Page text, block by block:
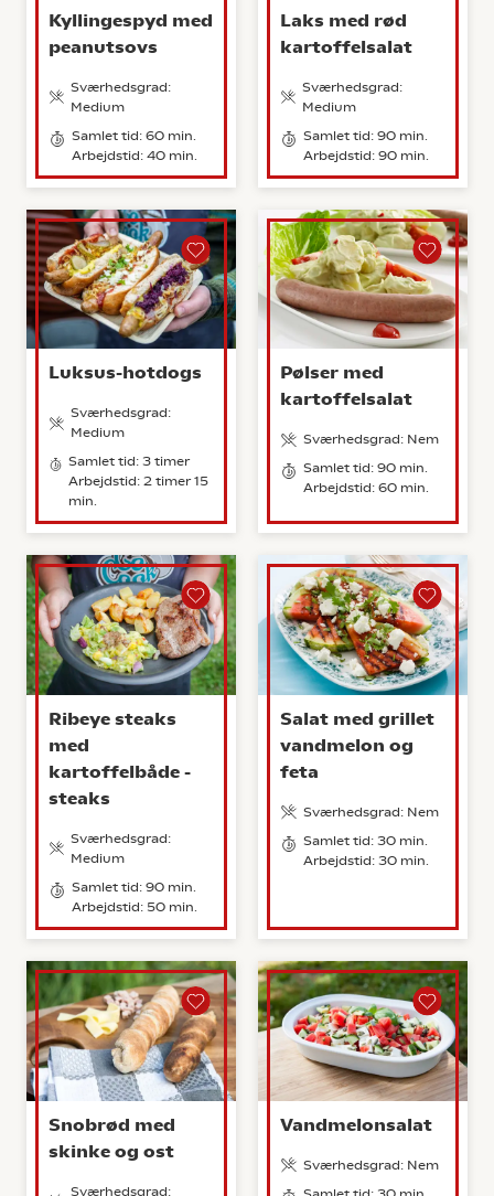
Kyllingespyd med
peanutsovs
Sværhedsgrad:
Medium
Samlet tid: 60 min.
Arbejdstid: 40 min.
Laks med rød
kartoffelsalat
Sværhedsgrad:
Medium
Samlet tid: 90 min.
Arbejdstid: 90 min.
Luksus-hotdogs
Sværhedsgrad:
Medium
Samlet tid: 3 timer
Arbejdstid: 2 timer 15
min.
Pølser med
kartoffelsalat
Sværhedsgrad: Nem
Samlet tid: 90 min.
Arbejdstid: 60 min.
Ribeye steaks
med
kartoffelbåde -
steaks
Sværhedsgrad:
Medium
Samlet tid: 90 min.
Arbejdstid: 50 min.
Salat med grillet
vandmelon og
feta
Sværhedsgrad: Nem
Samlet tid: 30 min.
Arbejdstid: 30 min.
Snobrød med
skinke og ost
Sværhedsgrad:
Vandmelonsalat
Sværhedsgrad: Nem